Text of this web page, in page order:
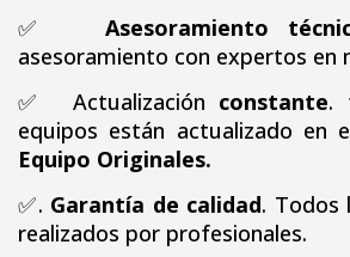
✅Asesoramiento
asesoramiento con expertos en
✅ Actualización constante.
equipos están actualizado en
Equipo Originales.
✅. Garantía de calidad. Todos
realizados por profesionales.